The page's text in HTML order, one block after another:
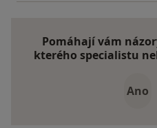
Pomáhají vám
kterého specialistu
Ano